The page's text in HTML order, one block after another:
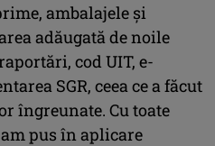
ambalajele și
adăugată de noile
cod UIT, e-
SGR, ceea ce a făcut
îngreunate. Cu toate
pus în aplicare